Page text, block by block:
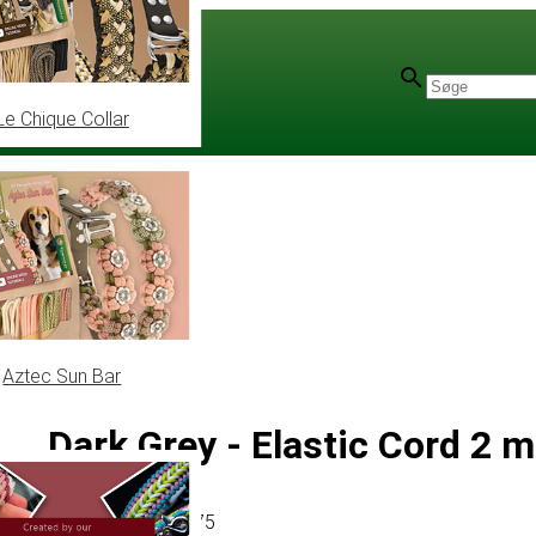
Chique Collar
Aztec Sun Bar
Dark Grey - Elastic Cord 2
Artikel# MT012675